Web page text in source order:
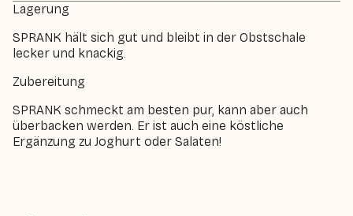
Lagerung
SPRANK hält sich gut und bleibt in der Obstschale
lecker und knackig.
Zubereitung
SPRANK schmeckt am besten pur, kann aber auch
überbacken werden. Er ist auch eine köstliche
Ergänzung zu Joghurt oder Salaten!